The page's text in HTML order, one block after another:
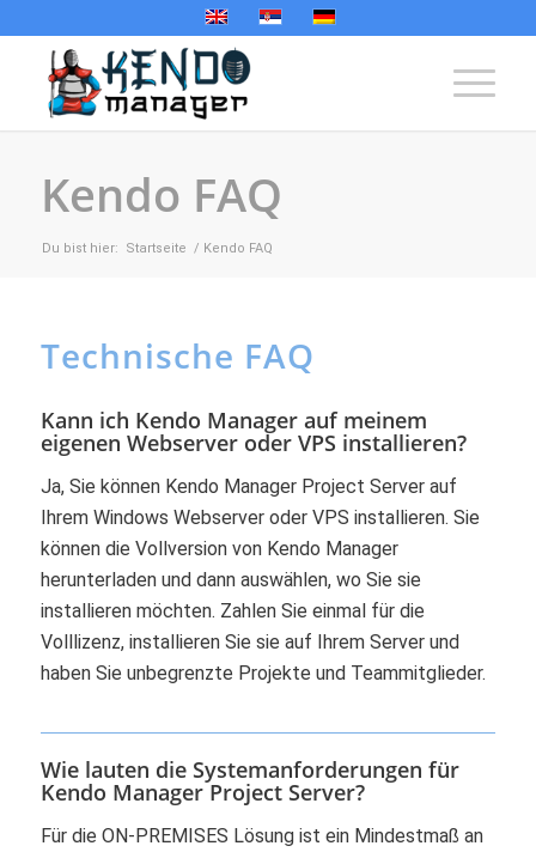
Kendo FAQ
Du bist hier: Startseite / Kendo FAQ
Technische FAQ
Kann ich Kendo Manager auf meinem
eigenen Webserver oder VPS installieren?
Ja, Sie können Kendo Manager Project Server auf
Ihrem Windows Webserver oder VPS installieren. Sie
können die Vollversion von Kendo Manager
herunterladen und dann auswählen, wo Sie sie
installieren möchten. Zahlen Sie einmal für die
Volllizenz, installieren Sie sie auf Ihrem Server und
haben Sie unbegrenzte Projekte und Teammitglieder.
Wie lauten die Systemanforderungen für
Kendo Manager Project Server?
Für die ON-PREMISES Lösung ist ein Mindestmaß an